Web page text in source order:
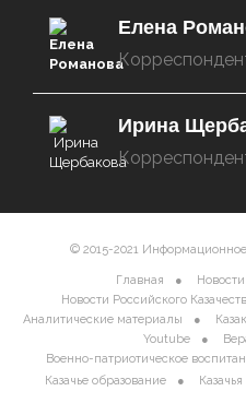
Елена
Ирина
© 2015-2021 Информационное
Главная
Новости Российского
Аналитические материалы
Youtube
Военно-патриотическое
Казачье образование